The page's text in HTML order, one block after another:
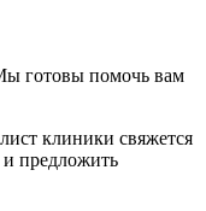
готовы помочь вам
клиники свяжется
и предложить